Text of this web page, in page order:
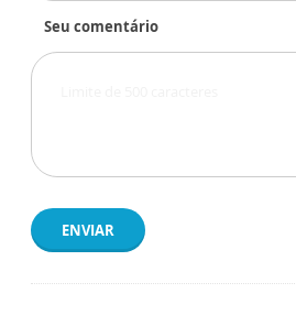
Seu comentário
ENVIAR